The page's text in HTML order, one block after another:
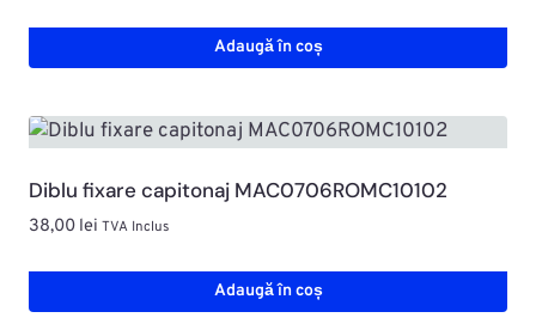
Adaugă în coș
Diblu fixare capitonaj MAC0706ROMC10102
38,00 lei TVA Inclus
Adaugă în coș